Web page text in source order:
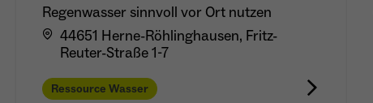
Regenwasser sinnvoll vor Ort nutzen
44651 Herne-Röhlinghausen, Fritz-
Reuter-Straße 1-7
Ressource Wasser